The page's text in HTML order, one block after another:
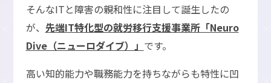
そんなITと障害の親和性に注目して誕生したの
が、 先端IT特化型の就労移行支援事業所「Neuro
Dive（ニューロダイブ）」 です。
高い知的能力や職務能力を持ちながらも特性に凹